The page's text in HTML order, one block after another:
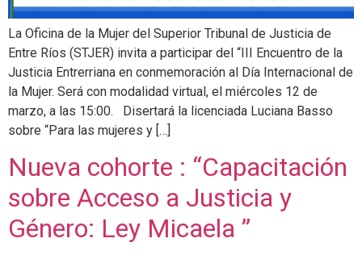
La Oficina de la Mujer del Superior Tribunal de Justicia de
Entre Ríos (STJER) invita a participar del “III Encuentro de la
Justicia Entrerriana en conmemoración al Día Internacional de
la Mujer. Será con modalidad virtual, el miércoles 12 de
marzo, a las 15:00. Disertará la licenciada Luciana Basso
sobre “Para las mujeres y […]
Nueva cohorte : “Capacitación
sobre Acceso a Justicia y
Género: Ley Micaela ”